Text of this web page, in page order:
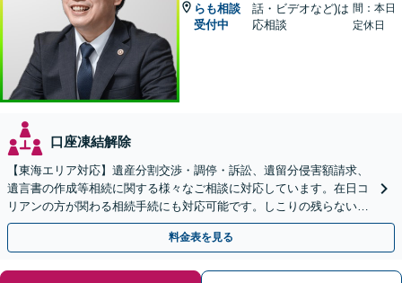
らも相談
受付中
話・ビデオなど)は
応相談
間：本日
定休日
口座凍結解除
【東海エリア対応】遺産分割交渉・調停・訴訟、遺留分侵害額請求、
遺言書の作成等相続に関する様々なご相談に対応しています。在日コ
リアンの方が関わる相続手続にも対応可能です。しこりの残らない解
決を特に意識しています。
料金表を見る